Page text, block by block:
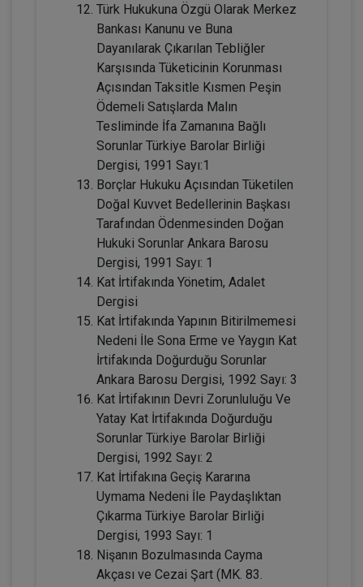
Fütürist Hukuk - IV. Medeni Hukuk
Kongresi - XI. Oturum
360 TL Sepete Ekle
Tüketici Hukuku Enstitüsü
Miras Hukuku - 1 - IV. Medeni Hukuk
Kongresi - IX. Oturum
360 TL Sepete Ekle
Tüketici Hukuku Enstitüsü
Türk Hukukuna Özgü Olarak Merkez
Bankası Kanunu ve Buna
Dayanılarak Çıkarılan Tebliğler
Karşısında Tüketicinin Korunması
Açısından Taksitle Kısmen Peşin
Ödemeli Satışlarda Malın
Tesliminde İfa Zamanına Bağlı
Sorunlar Türkiye Barolar Birliği
Dergisi, 1991 Sayı:1
Borçlar Hukuku Açısından Tüketilen
Doğal Kuvvet Bedellerinin Başkası
Tarafından Ödenmesinden Doğan
Hukuki Sorunlar Ankara Barosu
Dergisi, 1991 Sayı: 1
Kat İrtifakında Yönetim, Adalet
Dergisi
Kat İrtifakında Yapının Bitirilmemesi
Nedeni İle Sona Erme ve Yaygın Kat
İrtifakında Doğurduğu Sorunlar
Ankara Barosu Dergisi, 1992 Sayı: 3
Kat İrtifakının Devri Zorunluluğu Ve
Yatay Kat İrtifakında Doğurduğu
Sorunlar Türkiye Barolar Birliği
Dergisi, 1992 Sayı: 2
Kat İrtifakına Geçiş Kararına
Uymama Nedeni İle Paydaşlıktan
Çıkarma Türkiye Barolar Birliği
Dergisi, 1993 Sayı: 1
Nişanın Bozulmasında Cayma
Akçası ve Cezai Şart (MK. 83.